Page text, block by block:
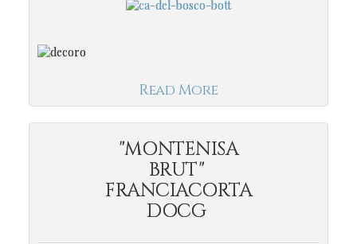
Read More
"MONTENISA
BRUT"
FRANCIACORTA
DOCG